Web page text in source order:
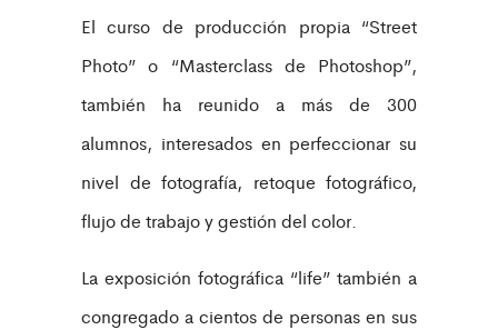
El curso de producción propia “Street
Photo” o “Masterclass de Photoshop”,
también ha reunido a más de 300
alumnos, interesados en perfeccionar su
nivel de fotografía, retoque fotográfico,
flujo de trabajo y gestión del color.
La exposición fotográfica “life” también a
congregado a cientos de personas en sus